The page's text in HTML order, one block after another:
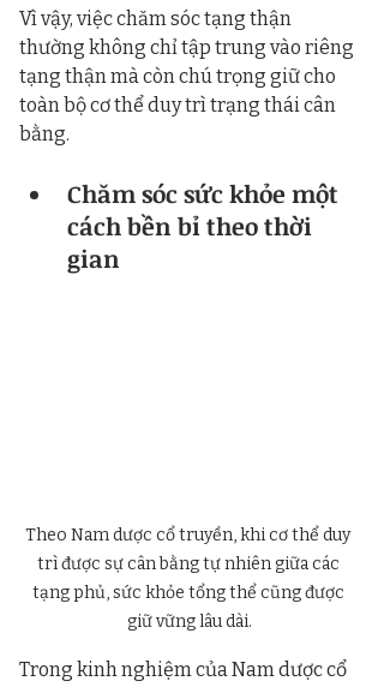
Vì vậy, việc chăm sóc tạng thận
thường không chỉ tập trung vào riêng
tạng thận mà còn chú trọng giữ cho
toàn bộ cơ thể duy trì trạng thái cân
bằng.
Chăm sóc sức khỏe một
cách bền bỉ theo thời
gian
Theo Nam dược cổ truyền, khi cơ thể duy
trì được sự cân bằng tự nhiên giữa các
tạng phủ, sức khỏe tổng thể cũng được
giữ vững lâu dài.
Trong kinh nghiệm của Nam dược cổ